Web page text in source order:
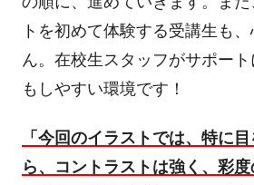
トを初めて体験する受講生も
ん。在校生スタッフがサポー
もしやすい環境です！
「今回のイラストでは、特に
ら、コントラストは強く、彩